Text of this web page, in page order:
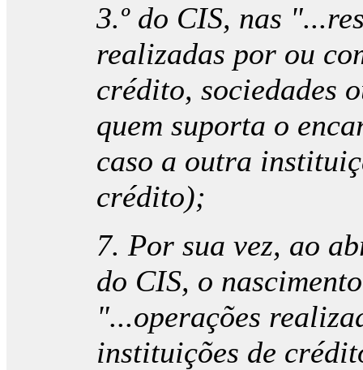
3.º do CIS, nas
realizadas por ou
crédito, sociedades
quem suporta o
caso a outra
crédito);
7. Por sua vez, ao
do CIS, o
"...operações
instituições de